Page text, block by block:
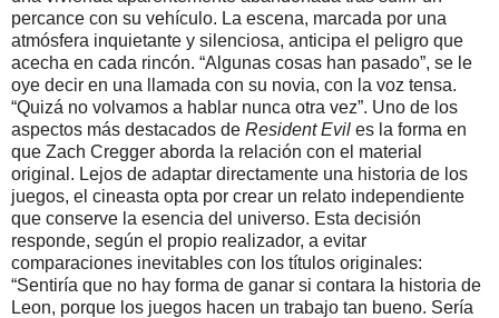
percance con su vehículo. La escena, marcada por una
atmósfera inquietante y silenciosa, anticipa el peligro que
acecha en cada rincón. “Algunas cosas han pasado”, se le
oye decir en una llamada con su novia, con la voz tensa.
“Quizá no volvamos a hablar nunca otra vez”. Uno de los
aspectos más destacados de Resident Evil es la forma en
que Zach Cregger aborda la relación con el material
original. Lejos de adaptar directamente una historia de los
juegos, el cineasta opta por crear un relato independiente
que conserve la esencia del universo. Esta decisión
responde, según el propio realizador, a evitar
comparaciones inevitables con los títulos originales:
“Sentiría que no hay forma de ganar si contara la historia de
Leon, porque los juegos hacen un trabajo tan bueno. Sería